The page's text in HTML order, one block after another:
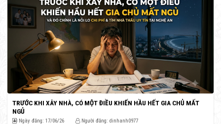
TRƯỚC KHI XÂY NHÀ, CÓ MỘT ĐIỀU KHIẾN HẦU HẾT GIA CHỦ MẤT
NGỦ
Ngày đăng: 17/06/26 Người đăng: dinhanh0977